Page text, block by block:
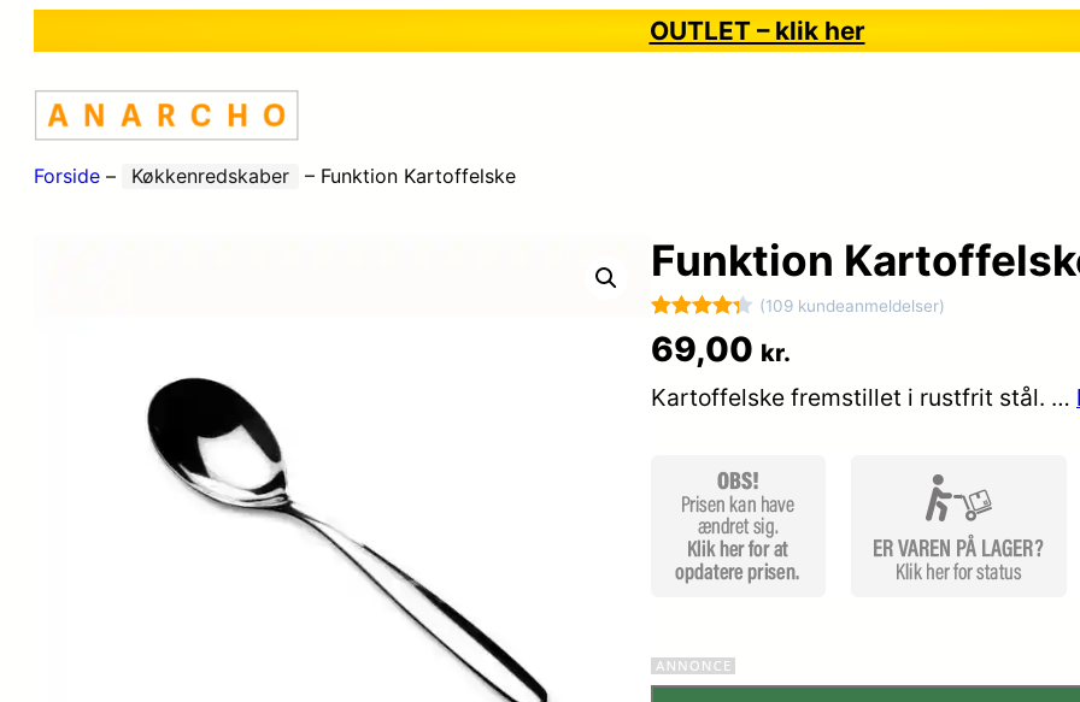
OUTLET – klik her
Forside – Køkkenredskaber – Funktion Kartoffelske
Funktion
Bedømt
som4.3
ud af 5
109
kundebedø
mmelser
(109 kundeanmeldelser)
69,00 kr.
Kartoffelske fremstillet i rustfrit stål. …